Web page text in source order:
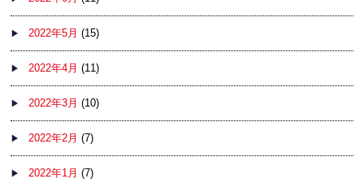
2022年5月 (15)
2022年4月 (11)
2022年3月 (10)
2022年2月 (7)
2022年1月 (7)